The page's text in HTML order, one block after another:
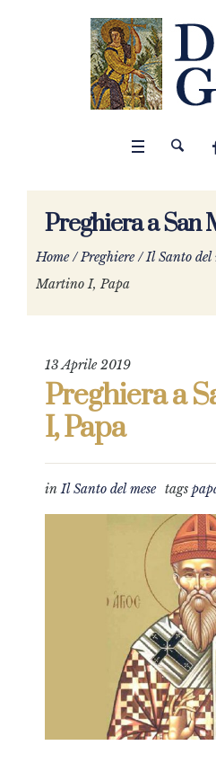
Preghiera a San
Home /Preghiere /Il Santo del
Martino I, Papa
13 Aprile 2019
Preghiera a
I, Papa
inIl Santo del mese tags